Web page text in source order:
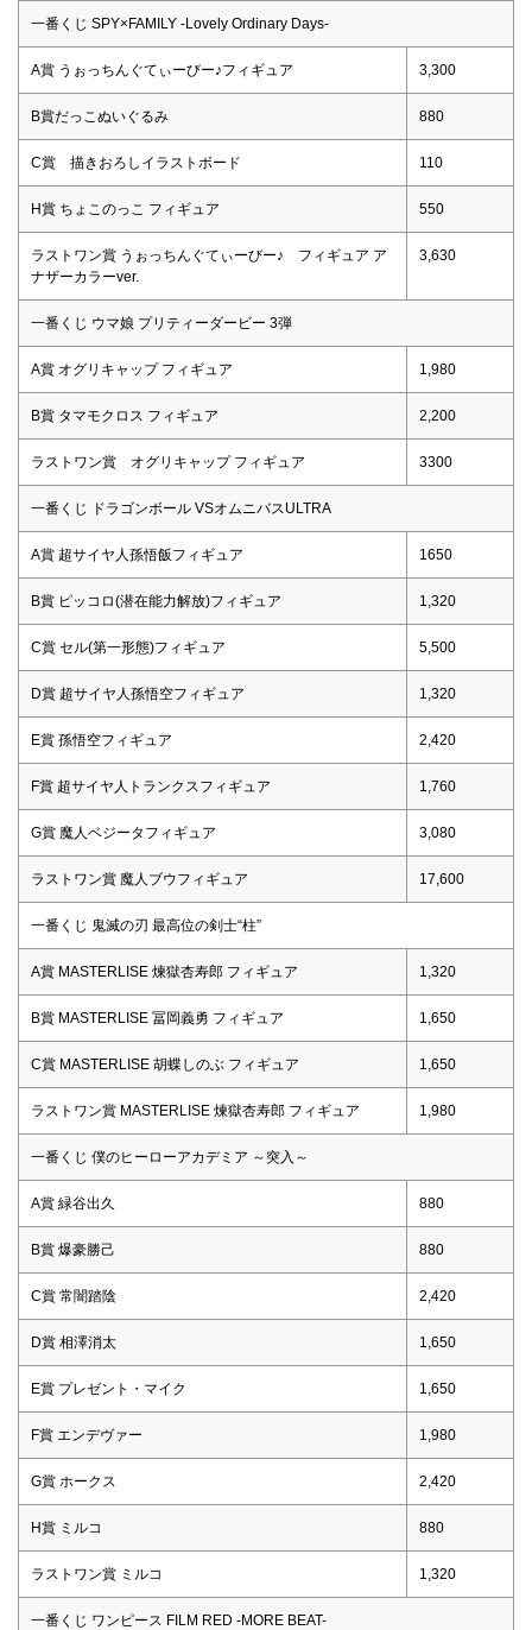
一番くじ SPY×FAMILY -Lovely Ordinary Days-
A賞 うぉっちんぐてぃーびー♪フィギュア 3,300
B賞だっこぬいぐるみ 880
C賞 描きおろしイラストボード 110
H賞 ちょこのっこ フィギュア 550
ラストワン賞 うぉっちんぐてぃーびー♪ フィギュア ア
ナザーカラーver.
3,630
一番くじ ウマ娘 プリティーダービー 3弾
A賞 オグリキャップ フィギュア 1,980
B賞 タマモクロス フィギュア 2,200
ラストワン賞 オグリキャップ フィギュア 3300
一番くじ ドラゴンボール VSオムニバスULTRA
A賞 超サイヤ人孫悟飯フィギュア 1650
B賞 ピッコロ(潜在能力解放)フィギュア 1,320
C賞 セル(第一形態)フィギュア 5,500
D賞 超サイヤ人孫悟空フィギュア 1,320
E賞 孫悟空フィギュア 2,420
F賞 超サイヤ人トランクスフィギュア 1,760
G賞 魔人ベジータフィギュア 3,080
ラストワン賞 魔人ブウフィギュア 17,600
一番くじ 鬼滅の刃 最高位の剣士“柱”
A賞 MASTERLISE 煉獄杏寿郎 フィギュア 1,320
B賞 MASTERLISE 冨岡義勇 フィギュア 1,650
C賞 MASTERLISE 胡蝶しのぶ フィギュア 1,650
ラストワン賞 MASTERLISE 煉獄杏寿郎 フィギュア 1,980
一番くじ 僕のヒーローアカデミア ～突入～
A賞 緑谷出久 880
B賞 爆豪勝己 880
C賞 常闇踏陰 2,420
D賞 相澤消太 1,650
E賞 プレゼント・マイク 1,650
F賞 エンデヴァー 1,980
G賞 ホークス 2,420
H賞 ミルコ 880
ラストワン賞 ミルコ 1,320
一番くじ ワンピース FILM RED -MORE BEAT-